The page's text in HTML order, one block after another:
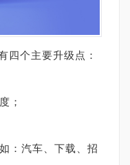
四个主要升级点：
；
如：汽车、下载、招